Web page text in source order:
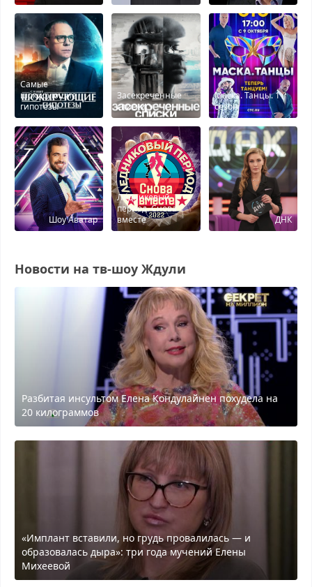
Самые
шокирующие
гипотезы
Засекреченные
списки
Маска. Танцы. 1
сезон
Шоу Аватар
Ледниковый
период. Снова
вместе
ДНК
Новости на тв-шоу Ждули
Разбитая инсультом Елена Кондулайнен похудела на
20 килограммов
«Имплант вставили, но грудь провалилась — и
образовалась дыра»: три года мучений Елены
Михеевой